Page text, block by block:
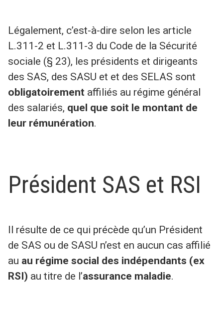
Légalement, c’est-à-dire selon les article
L.311-2 et L.311-3 du Code de la Sécurité
sociale (§ 23), les présidents et dirigeants
des SAS, des SASU et et des SELAS sont
obligatoirement affiliés au régime général
des salariés, quel que soit le montant de
leur rémunération.
Président SAS et RSI
Il résulte de ce qui précède qu’un Président
de SAS ou de SASU n’est en aucun cas affilié
au au régime social des indépendants (ex
RSI) au titre de l’assurance maladie.